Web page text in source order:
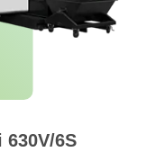
630V/6S